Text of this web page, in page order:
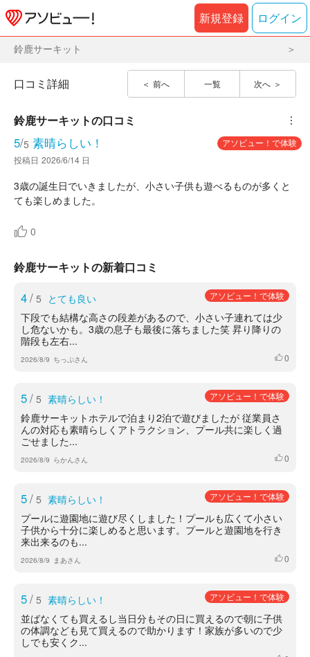
新規登録 ログイン
鈴鹿サーキット
前へ 一覧 次へ
口コミ詳細
鈴鹿サーキットの口コミ ︙
5/5 素晴らしい！
アソビュー！で体験
投稿日 2026/6/14 日
3歳の誕生日でいきましたが、小さい子供も遊べるものが多くと
ても楽しめました。
0
鈴鹿サーキットの新着口コミ
4/ 5 とても良い アソビュー！で体験
下段でも結構な高さの段差があるので、小さい子連れては少
し危ないかも。3歳の息子も最後に落ちました笑 昇り降りの
階段も左右...
2026/8/9 ちっぷさん いいね
0
5/ 5 素晴らしい！ アソビュー！で体験
鈴鹿サーキットホテルで泊まり2泊で遊びましたが 従業員さ
んの対応も素晴らしくアトラクション、プール共に楽しく過
ごせました...
2026/8/9 らかんさん いいね
0
5/ 5 素晴らしい！ アソビュー！で体験
プールに遊園地に遊び尽くしました！プールも広くて小さい
子供から十分に楽しめると思います。プールと遊園地を行き
来出来るのも...
2026/8/9 まあさん いいね
0
5/ 5 素晴らしい！ アソビュー！で体験
並ばなくても買えるし当日分もその日に買えるので朝に子供
の体調なども見て買えるので助かります！家族が多いので少
しでも安くク...